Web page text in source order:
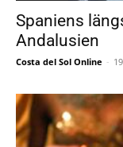
Spaniens
Andalusien
Costa del Sol Online -